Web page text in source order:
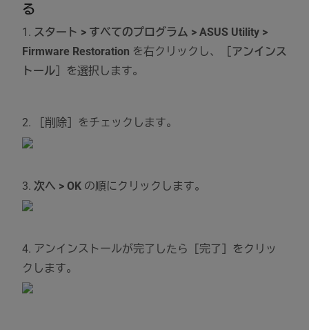
る
1. スタート > すべてのプログラム > ASUS Utility >
Firmware Restoration を右クリックし、［ アンインス
トール ］を選択します。
2. ［削除］をチェックします。
3. 次へ > OK の順にクリックします。
4. アンインストールが完了したら［完了］をクリッ
クします。